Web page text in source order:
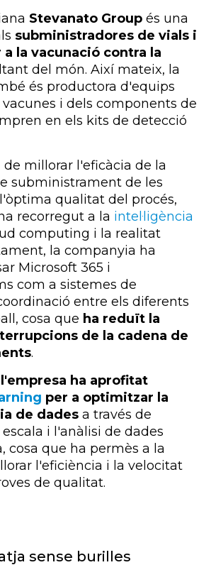
Stevanato Group és una
subministradores de vials i
la vacunació contra la
del món. Així mateix, la
és productora d'equips
i dels components de
en els kits de detecció
millorar l'eficàcia de la
subministrament de les
qualitat del procés,
recorregut a la intel·ligència
computing i la realitat
la companyia ha
Microsoft 365 i
com a sistemes de
entre els diferents
cosa que ha reduït la
de la cadena de
.
l'empresa ha aprofitat
per a optimitzar la
de dades a través de
i l'anàlisi de dades
cosa que ha permès a la
l'eficiència i la velocitat
de qualitat.
sense burilles